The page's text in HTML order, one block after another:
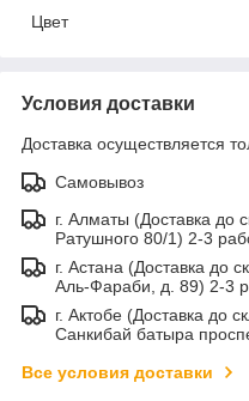
Цвет
Условия доставки
Доставка осуществляется
Самовывоз
г. Алматы (Доставка до
Ратушного 80/1) 2-3
г. Астана (Доставка до
Аль-Фараби, д. 89) 2-3
г. Актобе (Доставка до
Санкибай батыра
Все условия доставки